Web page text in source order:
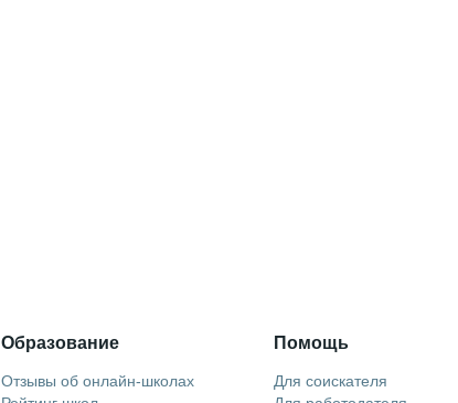
Образование
Отзывы об онлайн-школах
Помощь
Для соискателя